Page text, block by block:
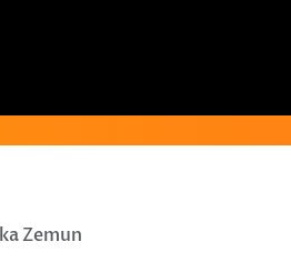
Zemun